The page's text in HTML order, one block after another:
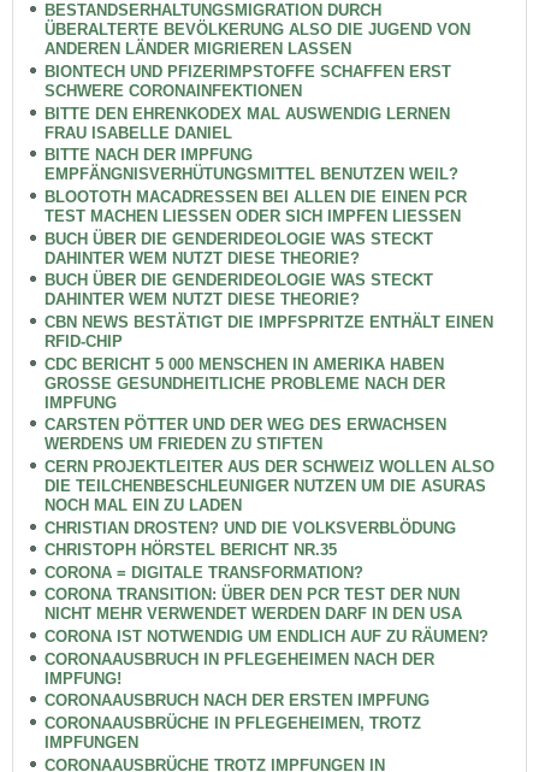
BESTANDSERHALTUNGSMIGRATION DURCH
ÜBERALTERTE BEVÖLKERUNG ALSO DIE JUGEND VON
ANDEREN LÄNDER MIGRIEREN LASSEN
BIONTECH UND PFIZERIMPSTOFFE SCHAFFEN ERST
SCHWERE CORONAINFEKTIONEN
BITTE DEN EHRENKODEX MAL AUSWENDIG LERNEN
FRAU ISABELLE DANIEL
BITTE NACH DER IMPFUNG
EMPFÄNGNISVERHÜTUNGSMITTEL BENUTZEN WEIL?
BLOOTOTH MACADRESSEN BEI ALLEN DIE EINEN PCR
TEST MACHEN LIESSEN ODER SICH IMPFEN LIESSEN
BUCH ÜBER DIE GENDERIDEOLOGIE WAS STECKT
DAHINTER WEM NUTZT DIESE THEORIE?
BUCH ÜBER DIE GENDERIDEOLOGIE WAS STECKT
DAHINTER WEM NUTZT DIESE THEORIE?
CBN NEWS BESTÄTIGT DIE IMPFSPRITZE ENTHÄLT EINEN
RFID-CHIP
CDC BERICHT 5 000 MENSCHEN IN AMERIKA HABEN
GROSSE GESUNDHEITLICHE PROBLEME NACH DER
IMPFUNG
CARSTEN PÖTTER UND DER WEG DES ERWACHSEN
WERDENS UM FRIEDEN ZU STIFTEN
CERN PROJEKTLEITER AUS DER SCHWEIZ WOLLEN ALSO
DIE TEILCHENBESCHLEUNIGER NUTZEN UM DIE ASURAS
NOCH MAL EIN ZU LADEN
CHRISTIAN DROSTEN? UND DIE VOLKSVERBLÖDUNG
CHRISTOPH HÖRSTEL BERICHT NR.35
CORONA = DIGITALE TRANSFORMATION?
CORONA TRANSITION: ÜBER DEN PCR TEST DER NUN
NICHT MEHR VERWENDET WERDEN DARF IN DEN USA
CORONA IST NOTWENDIG UM ENDLICH AUF ZU RÄUMEN?
CORONAAUSBRUCH IN PFLEGEHEIMEN NACH DER
IMPFUNG!
CORONAAUSBRUCH NACH DER ERSTEN IMPFUNG
CORONAAUSBRÜCHE IN PFLEGEHEIMEN, TROTZ
IMPFUNGEN
CORONAAUSBRÜCHE TROTZ IMPFUNGEN IN